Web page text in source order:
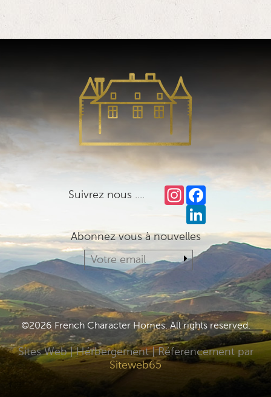
Suivrez nous .... Facebook
Instagram
LinkedIn
Abonnez vous à nouvelles
©2026 French Character Homes. All rights reserved.
Sites Web | Hérbergement | Réferencement par
Siteweb65